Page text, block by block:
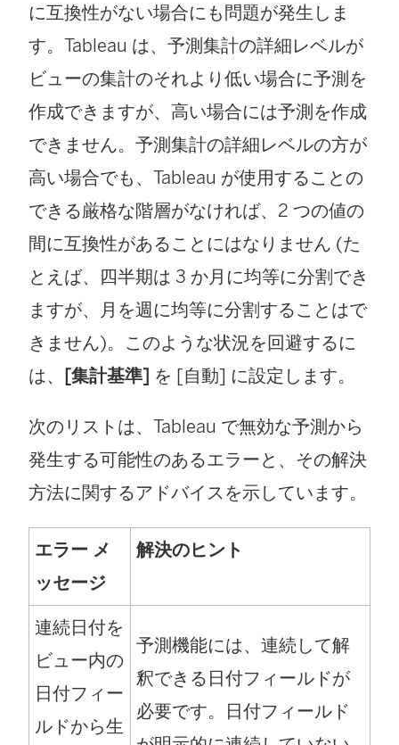
に互換性がない場合にも問題が発生しま
す。Tableau は、予測集計の詳細レベルが
ビューの集計のそれより低い場合に予測を
作成できますが、高い場合には予測を作成
できません。予測集計の詳細レベルの方が
高い場合でも、Tableau が使用することの
できる厳格な階層がなければ、2 つの値の
間に互換性があることにはなりません (た
とえば、四半期は 3 か月に均等に分割でき
ますが、月を週に均等に分割することはで
きません)。このような状況を回避するに
は、 [集計基準] を [自動] に設定します。
次のリストは、Tableau で無効な予測から
発生する可能性のあるエラーと、その解決
方法に関するアドバイスを示しています。
エラー メ
ッセージ
解決のヒント
連続日付を
ビュー内の
日付フィー
ルドから生
予測機能には、連続して解
釈できる日付フィールドが
必要です。日付フィールド